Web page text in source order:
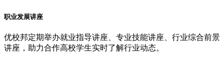
职业发展讲座
优校邦定期举办就业指导讲座、专业技能讲座、行业综合前景
讲座，助力合作高校学生实时了解行业动态。